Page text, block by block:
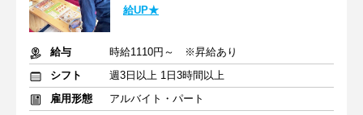
給UP★
給与
時給1110円～ ※昇給あり
シフト
週3日以上 1日3時間以上
雇用形態
アルバイト・パート